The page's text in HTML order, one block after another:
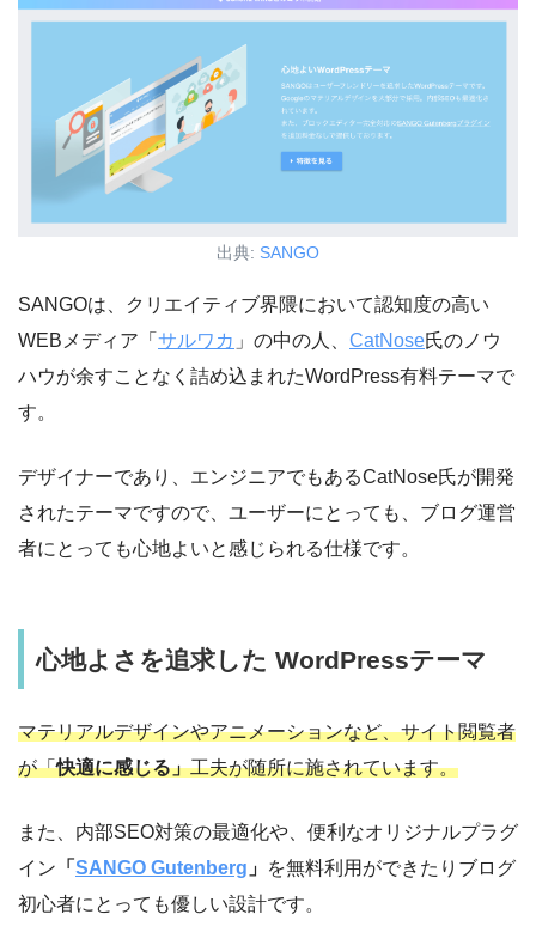
出典: SANGO
SANGOは、クリエイティブ界隈において認知度の高い
WEBメディア「 サルワカ 」の中の人、 CatNose氏のノウ
ハウが余すことなく詰め込まれたWordPress有料テーマで
す。
デザイナーであり、エンジニアでもあるCatNose氏が開発
されたテーマですので、ユーザーにとっても、ブログ運営
者にとっても心地よいと感じられる仕様です。
心地よさを追求した WordPressテーマ
マテリアルデザインやアニメーションなど、サイト閲覧者
が「快適に感じる」工夫が随所に施されています。
また、内部SEO対策の最適化や、便利なオリジナルプラグ
イン 「 SANGO Gutenberg 」 を無料利用ができたりブログ
初心者にとっても優しい設計です。